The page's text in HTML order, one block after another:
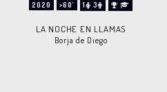
2020 >60' 1 3
LA NOCHE EN LLAMAS
Borja de Diego